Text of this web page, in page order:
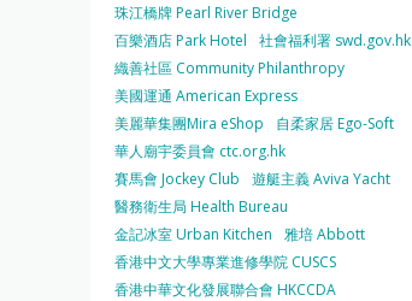
珠江橋牌 Pearl River Bridge
百樂酒店 Park Hotel
社會福利署 swd.gov.hk
織善社區 Community Philanthropy
美國運通 American Express
美麗華集團Mira eShop
自柔家居 Ego-Soft
華人廟宇委員會 ctc.org.hk
賽馬會 Jockey Club
遊艇主義 Aviva Yacht
醫務衛生局 Health Bureau
金記冰室 Urban Kitchen
雅培 Abbott
香港中文大學專業進修學院 CUSCS
香港中華文化發展聯合會 HKCCDA